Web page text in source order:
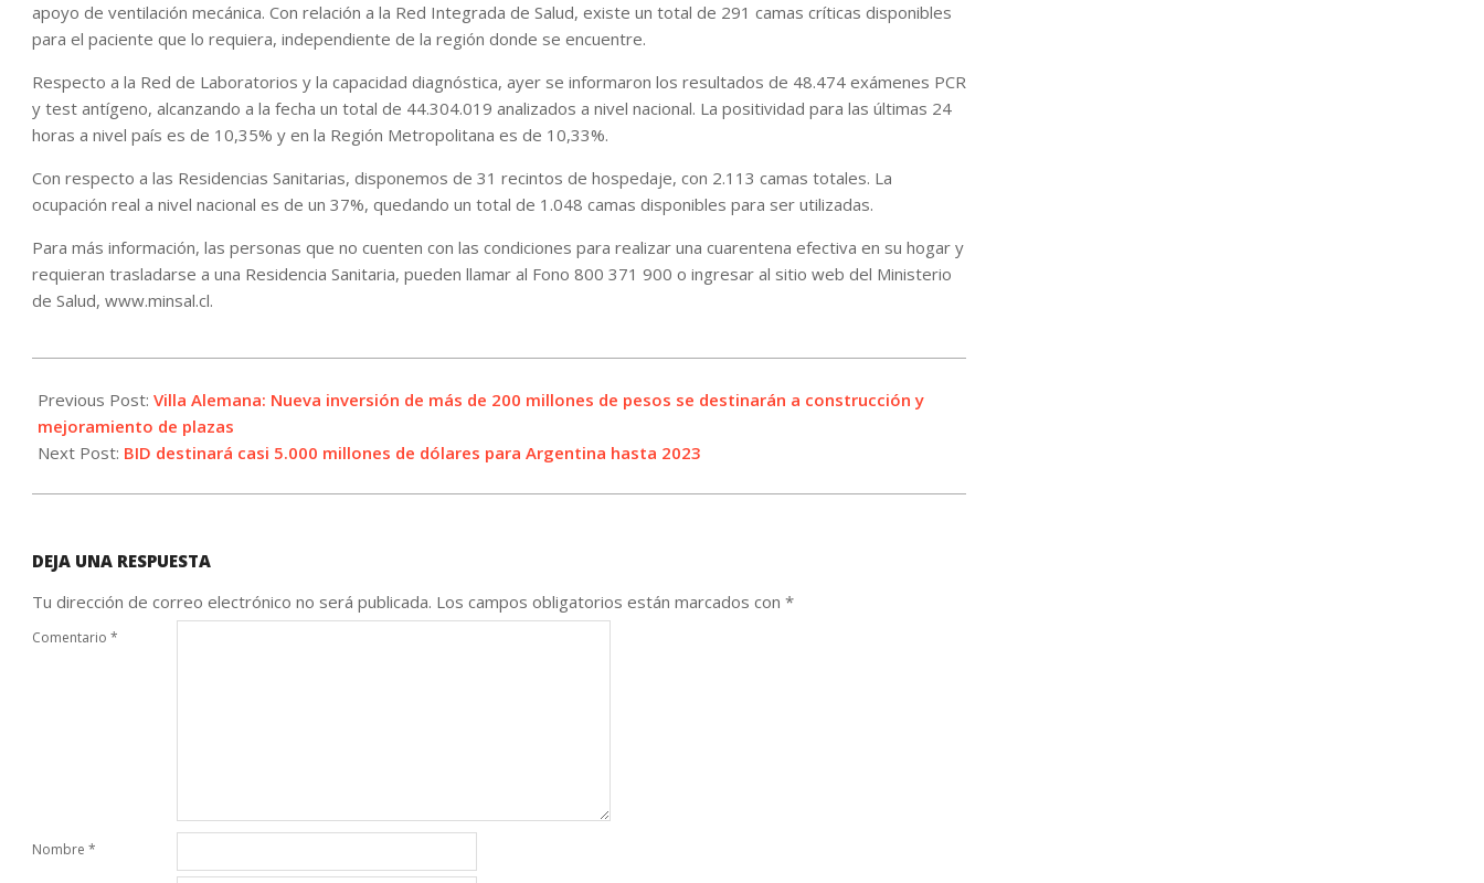
apoyo de ventilación mecánica. Con relación a la Red Integrada de Salud, existe un total de 291 camas críticas disponibles
para el paciente que lo requiera, independiente de la región donde se encuentre.
Respecto a la Red de Laboratorios y la capacidad diagnóstica, ayer se informaron los resultados de 48.474 exámenes PCR
y test antígeno, alcanzando a la fecha un total de 44.304.019 analizados a nivel nacional. La positividad para las últimas 24
horas a nivel país es de 10,35% y en la Región Metropolitana es de 10,33%.
Con respecto a las Residencias Sanitarias, disponemos de 31 recintos de hospedaje, con 2.113 camas totales. La
ocupación real a nivel nacional es de un 37%, quedando un total de 1.048 camas disponibles para ser utilizadas.
Para más información, las personas que no cuenten con las condiciones para realizar una cuarentena efectiva en su hogar y
requieran trasladarse a una Residencia Sanitaria, pueden llamar al Fono 800 371 900 o ingresar al sitio web del Ministerio
de Salud, www.minsal.cl.
09-
07
Previous Post: Villa Alemana: Nueva inversión de más de 200 millones de pesos se destinarán a construcción y
mejoramiento de plazas
Next Post: BID destinará casi 5.000 millones de dólares para Argentina hasta 2023
DEJA UNA RESPUESTA
Tu dirección de correo electrónico no será publicada. Los campos obligatorios están marcados con *
Comentario *
Nombre *